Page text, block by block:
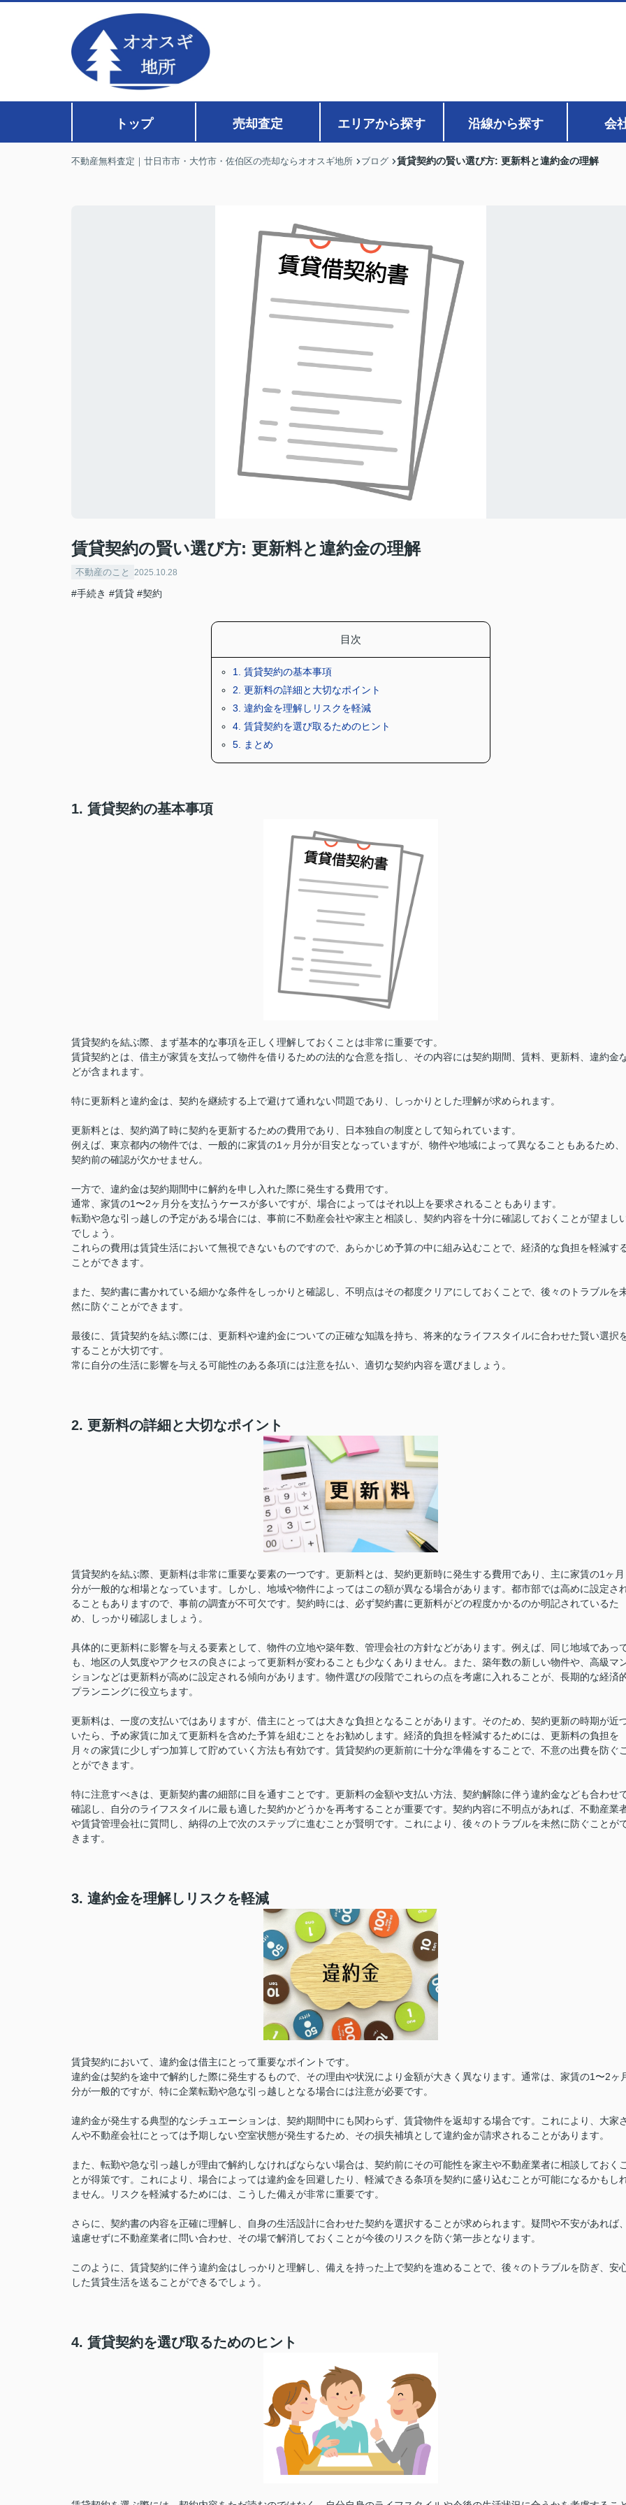
トップ 売却査定 エリアから探す 沿線から探す 会
不動産無料査定｜廿日市市・大竹市・佐伯区の売却ならオオスギ地所 ブログ 賃貸契約の賢い選び方: 更新料と違約金の理解
賃貸契約の賢い選び方: 更新料と違約金の理解
不動産のこと 2025.10.28
#手続き #賃貸 #契約
目次
1. 賃貸契約の基本事項
2. 更新料の詳細と大切なポイント
3. 違約金を理解しリスクを軽減
4. 賃貸契約を選び取るためのヒント
5. まとめ
1. 賃貸契約の基本事項
賃貸契約を結ぶ際、まず基本的な事項を正しく理解しておくことは非常に重要です。
賃貸契約とは、借主が家賃を支払って物件を借りるための法的な合意を指し、その内容には契約期間、賃料、更新料、違約金
どが含まれます。
特に更新料と違約金は、契約を継続する上で避けて通れない問題であり、しっかりとした理解が求められます。
更新料とは、契約満了時に契約を更新するための費用であり、日本独自の制度として知られています。
例えば、東京都内の物件では、一般的に家賃の1ヶ月分が目安となっていますが、物件や地域によって異なることもあるため、
契約前の確認が欠かせません。
一方で、違約金は契約期間中に解約を申し入れた際に発生する費用です。
通常、家賃の1〜2ヶ月分を支払うケースが多いですが、場合によってはそれ以上を要求されることもあります。
転勤や急な引っ越しの予定がある場合には、事前に不動産会社や家主と相談し、契約内容を十分に確認しておくことが望まし
でしょう。
これらの費用は賃貸生活において無視できないものですので、あらかじめ予算の中に組み込むことで、経済的な負担を軽減す
ことができます。
また、契約書に書かれている細かな条件をしっかりと確認し、不明点はその都度クリアにしておくことで、後々のトラブルを
然に防ぐことができます。
最後に、賃貸契約を結ぶ際には、更新料や違約金についての正確な知識を持ち、将来的なライフスタイルに合わせた賢い選択
することが大切です。
常に自分の生活に影響を与える可能性のある条項には注意を払い、適切な契約内容を選びましょう。
2. 更新料の詳細と大切なポイント
賃貸契約を結ぶ際、更新料は非常に重要な要素の一つです。更新料とは、契約更新時に発生する費用であり、主に家賃の1ヶ月
分が一般的な相場となっています。しかし、地域や物件によってはこの額が異なる場合があります。都市部では高めに設定さ
ることもありますので、事前の調査が不可欠です。契約時には、必ず契約書に更新料がどの程度かかるのか明記されているた
め、しっかり確認しましょう。
具体的に更新料に影響を与える要素として、物件の立地や築年数、管理会社の方針などがあります。例えば、同じ地域であっ
も、地区の人気度やアクセスの良さによって更新料が変わることも少なくありません。また、築年数の新しい物件や、高級マ
ションなどは更新料が高めに設定される傾向があります。物件選びの段階でこれらの点を考慮に入れることが、長期的な経済
プランニングに役立ちます。
更新料は、一度の支払いではありますが、借主にとっては大きな負担となることがあります。そのため、契約更新の時期が近
いたら、予め家賃に加えて更新料を含めた予算を組むことをお勧めします。経済的負担を軽減するためには、更新料の負担を
月々の家賃に少しずつ加算して貯めていく方法も有効です。賃貸契約の更新前に十分な準備をすることで、不意の出費を防ぐ
とができます。
特に注意すべきは、更新契約書の細部に目を通すことです。更新料の金額や支払い方法、契約解除に伴う違約金なども合わせ
確認し、自分のライフスタイルに最も適した契約かどうかを再考することが重要です。契約内容に不明点があれば、不動産業
や賃貸管理会社に質問し、納得の上で次のステップに進むことが賢明です。これにより、後々のトラブルを未然に防ぐことが
きます。
3. 違約金を理解しリスクを軽減
賃貸契約において、違約金は借主にとって重要なポイントです。
違約金は契約を途中で解約した際に発生するもので、その理由や状況により金額が大きく異なります。通常は、家賃の1〜2ヶ
分が一般的ですが、特に企業転勤や急な引っ越しとなる場合には注意が必要です。
違約金が発生する典型的なシチュエーションは、契約期間中にも関わらず、賃貸物件を返却する場合です。これにより、大家
んや不動産会社にとっては予期しない空室状態が発生するため、その損失補填として違約金が請求されることがあります。
また、転勤や急な引っ越しが理由で解約しなければならない場合は、契約前にその可能性を家主や不動産業者に相談しておく
とが得策です。これにより、場合によっては違約金を回避したり、軽減できる条項を契約に盛り込むことが可能になるかもし
ません。リスクを軽減するためには、こうした備えが非常に重要です。
さらに、契約書の内容を正確に理解し、自身の生活設計に合わせた契約を選択することが求められます。疑問や不安があれば
遠慮せずに不動産業者に問い合わせ、その場で解消しておくことが今後のリスクを防ぐ第一歩となります。
このように、賃貸契約に伴う違約金はしっかりと理解し、備えを持った上で契約を進めることで、後々のトラブルを防ぎ、安
した賃貸生活を送ることができるでしょう。
4. 賃貸契約を選び取るためのヒント